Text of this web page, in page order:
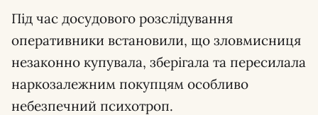
Під час досудового розслідування
оперативники встановили, що зловмисниця
незаконно купувала, зберігала та пересилала
наркозалежним покупцям особливо
небезпечний психотроп.